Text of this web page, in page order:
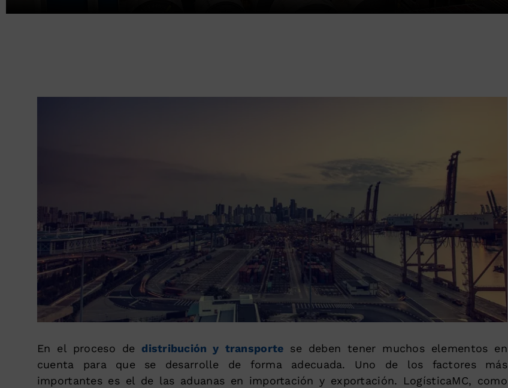
En el proceso de distribución y transporte se deben tener muchos elementos en
cuenta para que se desarrolle de forma adecuada. Uno de los factores más
importantes es el de las aduanas en importación y exportación. LogísticaMC, como